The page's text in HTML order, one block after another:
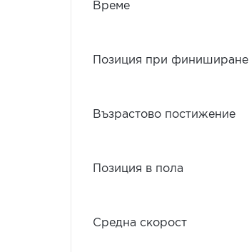
Време
Позиция при финиширане
Възрастово постижение
Позиция в пола
Средна скорост